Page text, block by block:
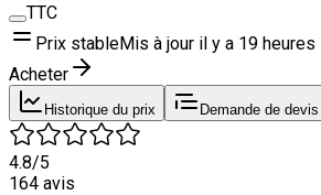
TTC
Prix stableMis à jour il y a 19 heures
Acheter
Historique du prix Demande de devis
4.8/5
164 avis